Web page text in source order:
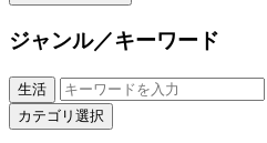
ジャンル／キーワード
生活
カテゴリ選択